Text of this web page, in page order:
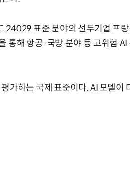
24029 표준 분야의 선두기업 프
통해 항공·국방 분야 등 고위험
가하는 국제 표준이다. AI 모델이